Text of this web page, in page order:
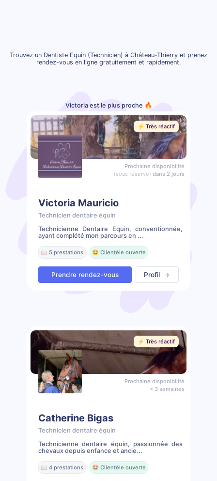
Trouvez un Dentiste Equin (Technicien) à Château-Thierry et prenez
rendez-vous en ligne gratuitement et rapidement.
Victoria est le plus proche 🔥
⚡️ Très réactif
Prochaine disponibilité
(sous réserve) dans 2 jours
Victoria Mauricio
Technicien dentaire équin
Technicienne Dentaire Équin, conventionnée,
ayant complété mon parcours en ...
📖 5 prestations 🤩 Clientèle ouverte
Prendre rendez-vous Profil
⚡️ Très réactif
Prochaine disponibilité
< 3 semaines
Catherine Bigas
Technicien dentaire équin
Technicienne dentaire équin, passionnée des
chevaux depuis enfance et ancie...
📖 4 prestations 🤩 Clientèle ouverte